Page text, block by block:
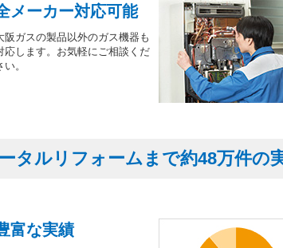
メーカー対応可能
阪ガスの製品以外のガス機器も
応します。お気軽にご相談くだ
い。
タルリフォームまで約48万件の
富な実績